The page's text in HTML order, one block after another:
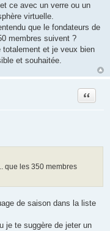
ce avec un verre ou un
virtuelle.
que le fondateurs de
membres suivent ?
et je veux bien
et souhaitée.
Citation
que les 350 membres
de saison dans la liste
je te suggère de jeter un